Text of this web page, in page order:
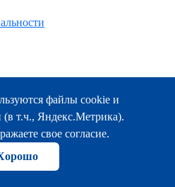
Троицкий, 51
Минздрава России
файлы cookie и
(в т.ч., Яндекс.Метрика).
свое согласие.